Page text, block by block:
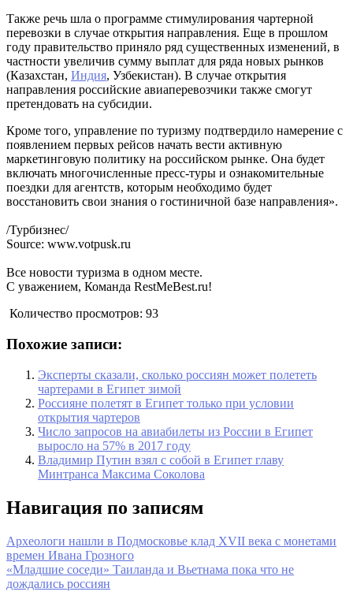
Также речь шла о программе стимулирования чартерной
перевозки в случае открытия направления. Еще в прошлом
году правительство приняло ряд существенных изменений, в
частности увеличив сумму выплат для ряда новых рынков
(Казахстан, Индия, Узбекистан). В случае открытия
направления российские авиаперевозчики также смогут
претендовать на субсидии.
Кроме того, управление по туризму подтвердило намерение с
появлением первых рейсов начать вести активную
маркетинговую политику на российском рынке. Она будет
включать многочисленные пресс-туры и ознакомительные
поездки для агентств, которым необходимо будет
восстановить свои знания о гостиничной базе направления».
/Турбизнес/
Source: www.votpusk.ru
Все новости туризма в одном месте.
С уважением, Команда RestMeBest.ru!
Количество просмотров: 93
Похожие записи:
Эксперты сказали, сколько россиян может полететь
чартерами в Египет зимой
Россияне полетят в Египет только при условии
открытия чартеров
Число запросов на авиабилеты из России в Египет
выросло на 57% в 2017 году
Владимир Путин взял с собой в Египет главу
Минтранса Максима Соколова
Навигация по записям
Археологи нашли в Подмосковье клад XVII века с монетами
времен Ивана Грозного
«Младшие соседи» Таиланда и Вьетнама пока что не
дождались россиян